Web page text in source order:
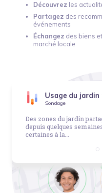
Découvrez les
Partagez des
événements
Échangez des biens
marché locale
Usage du
Sondage
Des zones du jardin
depuis quelques
certaines à la...